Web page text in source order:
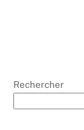
Rechercher